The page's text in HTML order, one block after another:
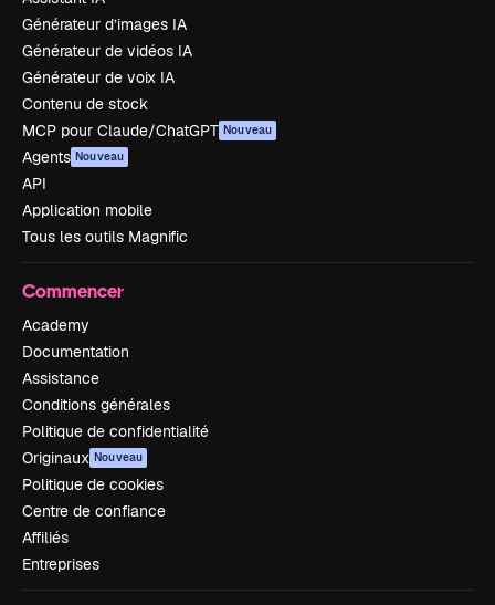
Générateur d’images IA
Générateur de vidéos IA
Générateur de voix IA
Contenu de stock
MCP pour Claude/ChatGPT Nouveau
Agents Nouveau
API
Application mobile
Tous les outils Magnific
Commencer
Academy
Documentation
Assistance
Conditions générales
Politique de confidentialité
Originaux Nouveau
Politique de cookies
Centre de confiance
Affiliés
Entreprises